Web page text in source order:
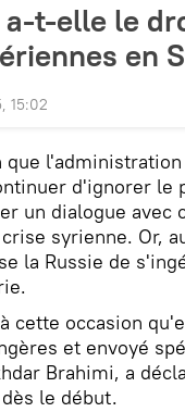
a-t-elle le
en
15:02
d'ignorer le
un dialogue
syrienne. Or,
la Russie de
cette occasion
et envoyé
Brahimi, a
le début.